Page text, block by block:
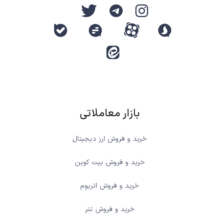
بازار معاملاتی
خرید و فروش ارز دیجیتال
خرید و فروش بیت کوین
خرید و فروش اتریوم
خرید و فروش تتر